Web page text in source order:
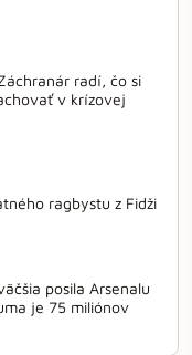
radí, čo si
v krízovej
ragbystu z Fidži
posila Arsenalu
je 75 miliónov